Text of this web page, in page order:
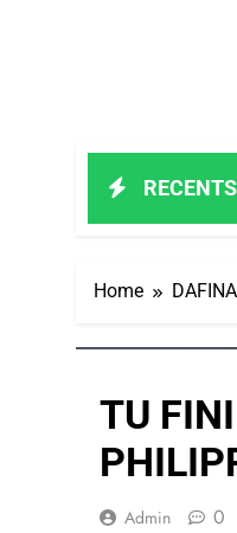
RECENTS
Home DAFINA
TU
Admin 0